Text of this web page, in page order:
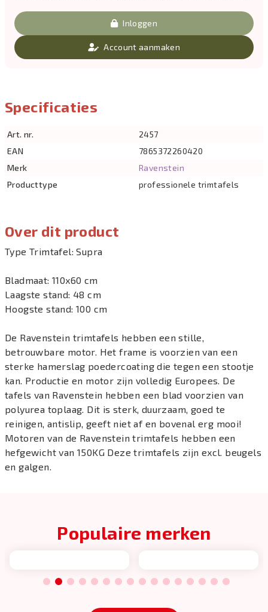
Inloggen
Account aanmaken
Over dit product
Type Trimtafel: Supra
Bladmaat: 110x60 cm
Laagste stand: 48 cm
Hoogste stand: 100 cm
De Ravenstein trimtafels hebben een stille,
betrouwbare motor. Het frame is voorzien van een
sterke hamerslag poedercoating die tegen een stootje
kan. Productie en motor zijn volledig Europees. De
tafels van Ravenstein hebben een blad voorzien van
polyurea toplaag. Dit is sterk, duurzaam, goed te
reinigen, antislip, geeft niet af en bovenal erg mooi!
Motoren van de Ravenstein trimtafels hebben een
hefgewicht van 150KG Deze trimtafels zijn excl. beugels
en galgen.
Specificaties
Art. nr.
2457
EAN
7865372260420
Merk
Ravenstein
Producttype
professionele trimtafels
Populaire merken
1 2 3 4 5 6 7 8 9 10 11 12 13 14 15 16